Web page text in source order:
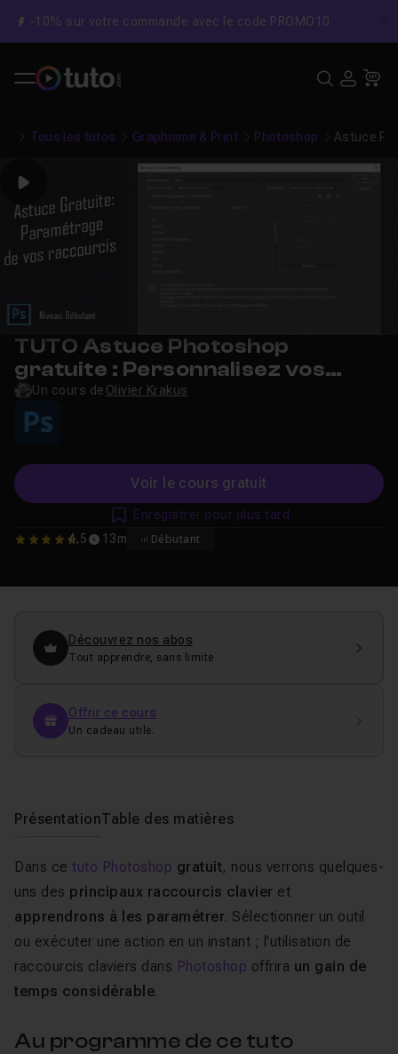
-10% sur votre commande avec le code PROMO10
Tous les tutos Graphisme & Print Photoshop Astuce
Play
TUTO Astuce Photoshop
gratuite : Personnalisez vos
raccourcis clavier
Un cours de Olivier Krakus
Voir le cours gratuit
4.5 4,5 13m Débutant
Enregistrer pour plus tard
Découvrez nos abos
Tout apprendre, sans limite
Offrir ce cours
Un cadeau utile.
PrésentationTable des matières
Dans ce tuto Photoshop gratuit, nous verrons quelques-
uns des principaux raccourcis clavier et
apprendrons à les paramétrer. Sélectionner un outil
ou exécuter une action en un instant ; l'utilisation de
raccourcis claviers dans Photoshop offrira un gain de
temps considérable.
Au programme de ce tuto